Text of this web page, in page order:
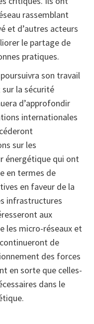
rassemblant
et d’autres acteurs
le partage de
pratiques.
poursuivra son travail
sur la sécurité
d’approfondir
internationales
sur les
énergétique qui ont
en termes de
en faveur de la
infrastructures
aux
les micro-réseaux et
de
des forces
en sorte que celles-
dans le